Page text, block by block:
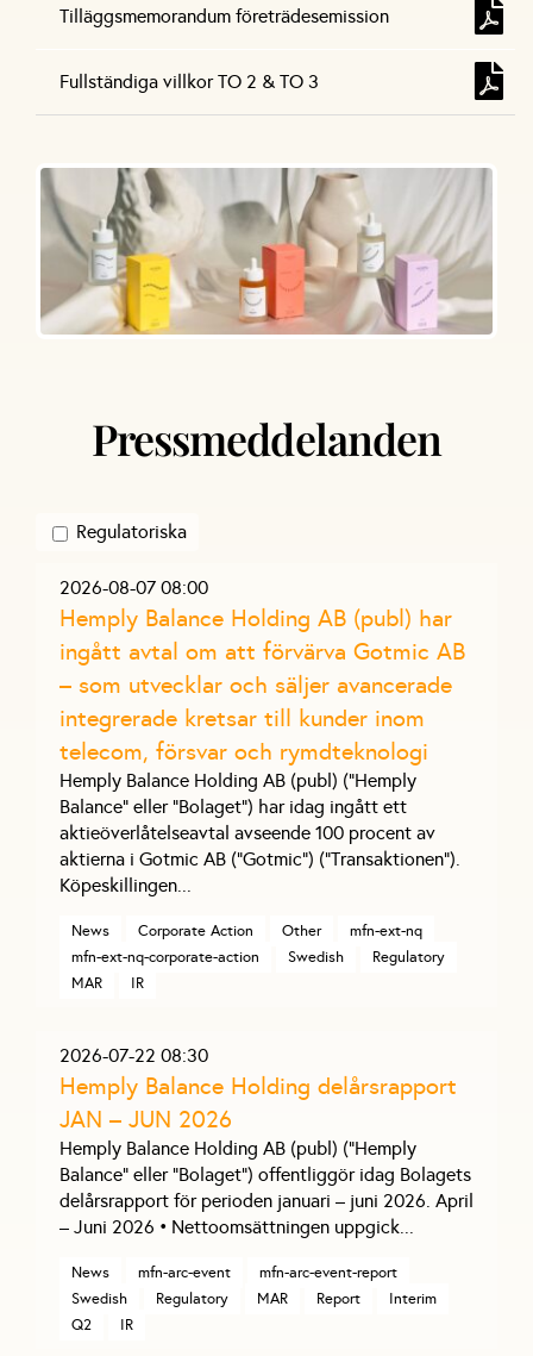
Tilläggsmemorandum företrädesemission
Fullständiga villkor TO 2 & TO 3
Pressmeddelanden
Regulatoriska
2026-08-07 08:00
Hemply Balance Holding AB (publ) har
ingått avtal om att förvärva Gotmic AB
– som utvecklar och säljer avancerade
integrerade kretsar till kunder inom
telecom, försvar och rymdteknologi
Hemply Balance Holding AB (publ) (”Hemply
Balance” eller ”Bolaget”) har idag ingått ett
aktieöverlåtelseavtal avseende 100 procent av
aktierna i Gotmic AB (”Gotmic”) (”Transaktionen”).
Köpeskillingen...
News Corporate Action Other
mfn-ext-nq
mfn-ext-nq-corporate-action
Swedish
Regulatory
MAR
IR
2026-07-22 08:30
Hemply Balance Holding delårsrapport
JAN – JUN 2026
Hemply Balance Holding AB (publ) (”Hemply
Balance” eller ”Bolaget”) offentliggör idag Bolagets
delårsrapport för perioden januari – juni 2026. April
– Juni 2026 • Nettoomsättningen uppgick...
News mfn-arc-event
mfn-arc-event-report
Swedish
Regulatory MAR Report
Interim
Q2
IR